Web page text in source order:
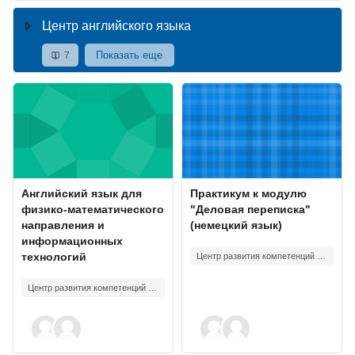
Центр английского языка
7 Показать еще
Изображение курса" Английский язык для физико-
Изображение курса
Название курса
Английский язык для
физико-математического
направления и
информационных
технологий
Изображение курса" Практикум
Изображение курса
Название курса
Практикум к модулю
"Деловая переписка"
(немецкий язык)